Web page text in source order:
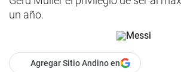
un año.
Agregar Sitio Andino en